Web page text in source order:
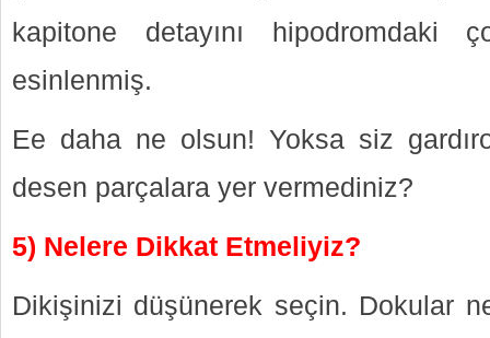
kapitone detayını hipodromdaki
esinlenmiş.
Ee daha ne olsun! Yoksa siz
desen parçalara yer vermediniz?
5) Nelere Dikkat Etmeliyiz?
Dikişinizi düşünerek seçin. Dokular